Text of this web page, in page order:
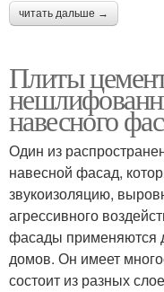
читать дальше →
Плиты
навесного
Один из
навесной фасад,
звукоизоляцию,
агрессивного
фасады применяются
домов. Он имеет
состоит из разных